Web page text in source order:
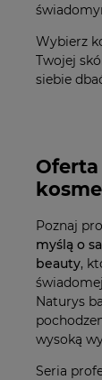
Wybierz
Twojej
siebie
Poznaj
myślą o
beauty,
Naturys
wysoką
Seria